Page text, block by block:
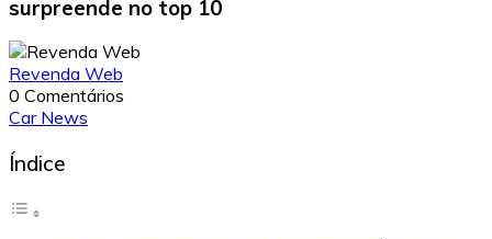
surpreende no top 10
Revenda Web
0 Comentários
Car News
Índice